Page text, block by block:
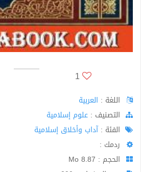
1
اللغة : العربية
اﻟﺘﺼﻨﻴﻒ : علوم إسلامية
الفئة :آداب وأخلاق إسلامية
ردمك :
الحجم : 8.87 Mo